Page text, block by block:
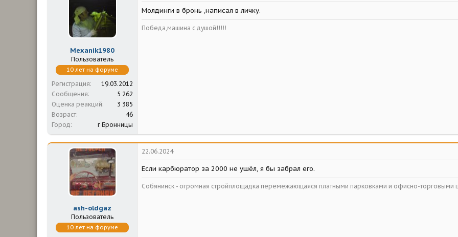
л
а
Mexanik1980
Пользователь
10 лет на форуме
Регистрация
19.03.2012
Сообщения
5 262
Оценка реакций
3 385
Возраст
46
Город
г Бронницы
Молдинги в бронь ,написал в личку.
Победа,машина с душой!!!!!
ash-oldgaz
Пользователь
10 лет на форуме
22.06.2024
Если карбюратор за 2000 не ушёл, я бы забрал его.
Собянинск - огромная стройплощадка перемежающаяся платными парковками и офисно-торговыми